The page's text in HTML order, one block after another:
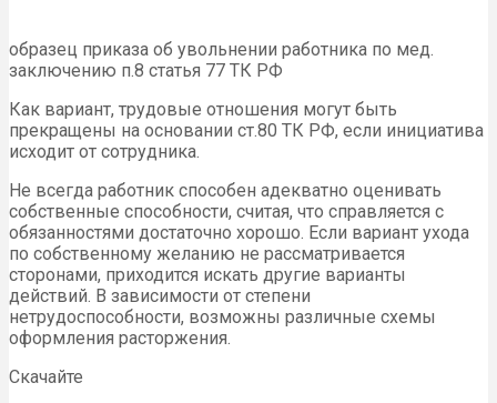
образец приказа об увольнении работника по мед.
заключению п.8 статья 77 ТК РФ
Как вариант, трудовые отношения могут быть
прекращены на основании ст.80 ТК РФ, если инициатива
исходит от сотрудника.
Не всегда работник способен адекватно оценивать
собственные способности, считая, что справляется с
обязанностями достаточно хорошо. Если вариант ухода
по собственному желанию не рассматривается
сторонами, приходится искать другие варианты
действий. В зависимости от степени
нетрудоспособности, возможны различные схемы
оформления расторжения.
Скачайте